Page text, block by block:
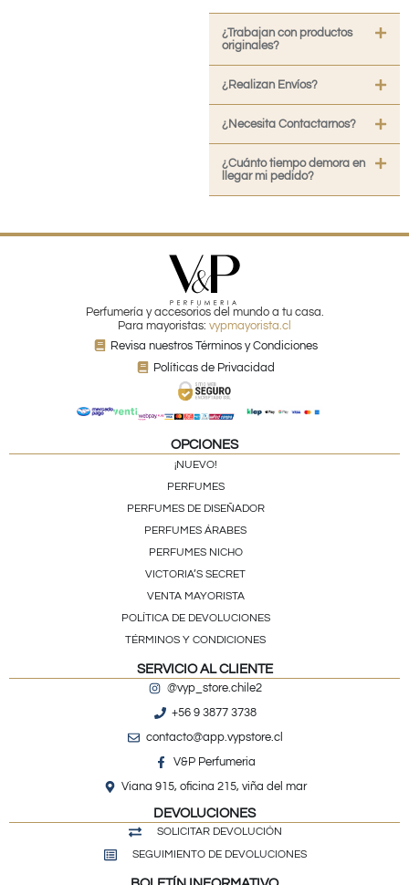
¿Trabajan con productos
originales?
¿Realizan Envíos?
¿Necesita Contactarnos?
¿Cuánto tiempo demora en
llegar mi pedido?
Perfumería y accesorios del mundo a tu casa.
Para mayoristas: vypmayorista.cl
Revisa nuestros Términos y Condiciones
Políticas de Privacidad
OPCIONES
¡NUEVO!
PERFUMES
PERFUMES DE DISEÑADOR
PERFUMES ÁRABES
PERFUMES NICHO
VICTORIA’S SECRET
VENTA MAYORISTA
POLÍTICA DE DEVOLUCIONES
TÉRMINOS Y CONDICIONES
SERVICIO AL CLIENTE
@vyp_store.chile2
+56 9 3877 3738
contacto@app.vypstore.cl
V&P Perfumeria
Viana 915, oficina 215, viña del mar
DEVOLUCIONES
SOLICITAR DEVOLUCIÓN
SEGUIMIENTO DE DEVOLUCIONES